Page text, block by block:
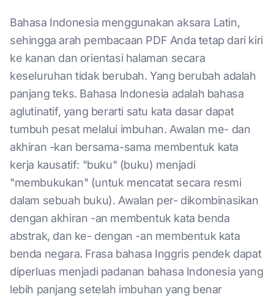
Bahasa Indonesia menggunakan aksara Latin,
sehingga arah pembacaan PDF Anda tetap dari kiri
ke kanan dan orientasi halaman secara
keseluruhan tidak berubah. Yang berubah adalah
panjang teks. Bahasa Indonesia adalah bahasa
aglutinatif, yang berarti satu kata dasar dapat
tumbuh pesat melalui imbuhan. Awalan me- dan
akhiran -kan bersama-sama membentuk kata
kerja kausatif: "buku" (buku) menjadi
"membukukan" (untuk mencatat secara resmi
dalam sebuah buku). Awalan per- dikombinasikan
dengan akhiran -an membentuk kata benda
abstrak, dan ke- dengan -an membentuk kata
benda negara. Frasa bahasa Inggris pendek dapat
diperluas menjadi padanan bahasa Indonesia yang
lebih panjang setelah imbuhan yang benar